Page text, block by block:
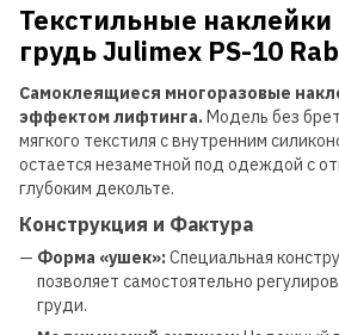
Текстильные наклейки
грудь Julimex PS-10
Самоклеящиеся многоразовые
эффектом лифтинга.Модель без
мягкого текстиля с внутренним
остается незаметной под одеждой с
глубоким декольте.
Конструкция и Фактура
— Форма «ушек»:Специальная
позволяет самостоятельно
груди.